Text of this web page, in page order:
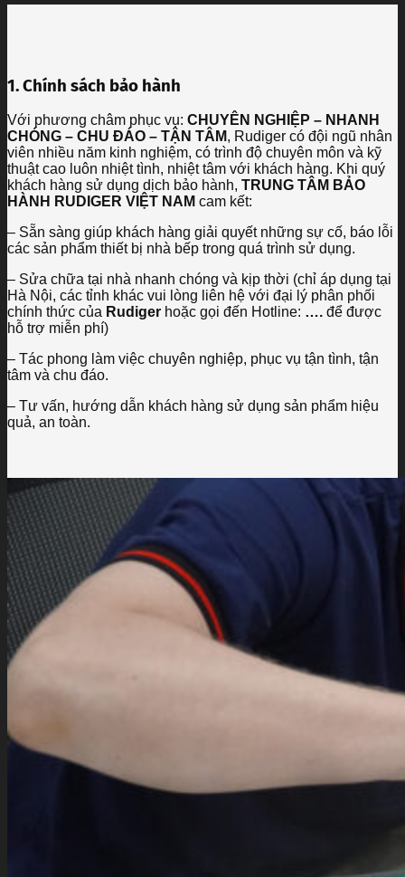
1. Chính sách bảo hành
Với phương châm phục vụ: CHUYÊN NGHIỆP – NHANH
CHÓNG – CHU ĐÁO – TẬN TÂM, Rudiger có đội ngũ nhân
viên nhiều năm kinh nghiệm, có trình độ chuyên môn và kỹ
thuật cao luôn nhiệt tình, nhiệt tâm với khách hàng. Khi quý
khách hàng sử dụng dịch bảo hành, TRUNG TÂM BẢO
HÀNH RUDIGER VIỆT NAM cam kết:
– Sẵn sàng giúp khách hàng giải quyết những sự cố, báo lỗi
các sản phẩm thiết bị nhà bếp trong quá trình sử dụng.
– Sửa chữa tại nhà nhanh chóng và kịp thời (chỉ áp dụng tại
Hà Nội, các tỉnh khác vui lòng liên hệ với đại lý phân phối
chính thức của Rudiger hoặc gọi đến Hotline: …. để được
hỗ trợ miễn phí)
– Tác phong làm việc chuyên nghiệp, phục vụ tận tình, tận
tâm và chu đáo.
– Tư vấn, hướng dẫn khách hàng sử dụng sản phẩm hiệu
quả, an toàn.